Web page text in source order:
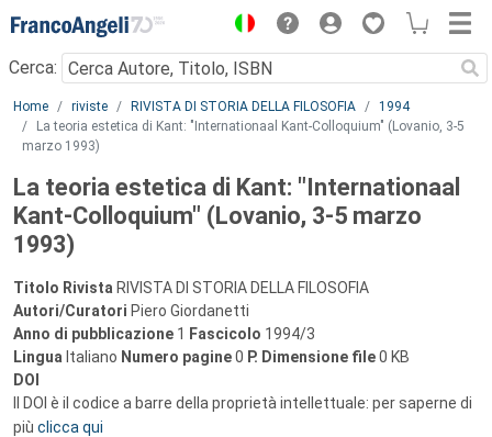
Menu
Cerca:
Main content
Home riviste RIVISTA DI STORIA DELLA FILOSOFIA
1994
La teoria estetica di Kant: "Internationaal Kant-Colloquium" (Lovanio, 3-5
marzo 1993)
La teoria estetica di Kant: "Internationaal
Kant-Colloquium" (Lovanio, 3-5 marzo
1993)
Titolo Rivista RIVISTA DI STORIA DELLA FILOSOFIA
Autori/Curatori Piero Giordanetti
Anno di pubblicazione 1 Fascicolo 1994/3
Lingua Italiano Numero pagine0 P. Dimensione file0 KB
DOI
Il DOI è il codice a barre della proprietà intellettuale: per saperne di
più clicca qui